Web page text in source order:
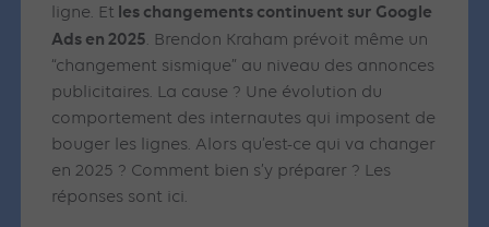
ligne. Et les changements continuent sur Google
Ads en 2025. Brendon Kraham prévoit même un
“changement sismique” au niveau des annonces
publicitaires. La cause ? Une évolution du
comportement des internautes qui imposent de
bouger les lignes. Alors qu’est-ce qui va changer
en 2025 ? Comment bien s’y préparer ? Les
réponses sont ici.